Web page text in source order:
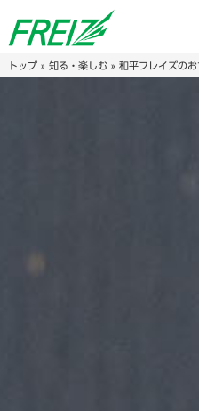
トップ» 知る・楽しむ» 和平フレイズの